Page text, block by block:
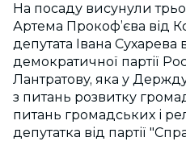
На посаду висунули
Артема Прокоф’єва від
депутата Івана Сухарева
демократичної партії
Лантратову, яка у
з питань розвитку
питань громадських і
депутатка від партії